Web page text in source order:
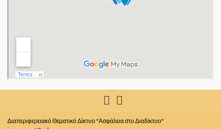
Διαπεριφερειακό Θεματικό Δίκτυο "Ασφάλεια στο Διαδίκτυο"